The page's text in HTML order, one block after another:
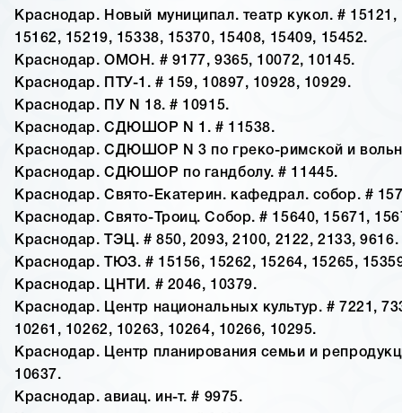
Краснодар. Новый муниципал. театр кукол. # 15121,
15162, 15219, 15338, 15370, 15408, 15409, 15452.
Краснодар. ОМОН. # 9177, 9365, 10072, 10145.
Краснодар. ПТУ-1. # 159, 10897, 10928, 10929.
Краснодар. ПУ N 18. # 10915.
Краснодар. СДЮШОР N 1. # 11538.
Краснодар. СДЮШОР N 3 по греко-римской и
Краснодар. СДЮШОР по гандболу. # 11445.
Краснодар. Свято-Екатерин. кафедрал. собор. #
Краснодар. Свято-Троиц. Собор. # 15640, 15671,
Краснодар. ТЭЦ. # 850, 2093, 2100, 2122, 2133, 9616.
Краснодар. ТЮЗ. # 15156, 15262, 15264, 15265,
Краснодар. ЦНТИ. # 2046, 10379.
Краснодар. Центр национальных культур. # 7221,
10261, 10262, 10263, 10264, 10266, 10295.
Краснодар. Центр планирования семьи и
10637.
Краснодар. авиац. ин-т. # 9975.